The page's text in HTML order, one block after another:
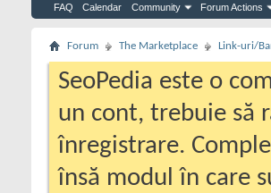
FAQ Calendar Community Forum Actions
Forum The Marketplace Link-uri/
SeoPedia este o
un cont, trebuie să
înregistrare.
însă modul în care